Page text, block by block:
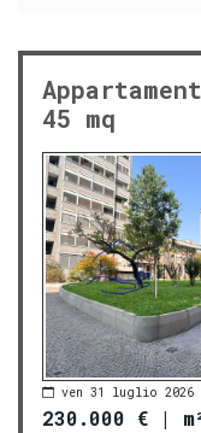
45 mq
ven 31 luglio 2026
230.000 € |